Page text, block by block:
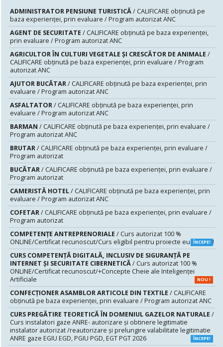
ADMINISTRATOR PENSIUNE TURISTICĂ/ CALIFICARE obținută pe
baza experienței, prin evaluare / Program autorizat ANC
AGENT DE SECURITATE / CALIFICARE obținută pe baza experienței,
prin evaluare / Program autorizat ANC
AGRICULTOR ÎN CULTURI VEGETALE ȘI CRESCĂTOR DE ANIMALE /
CALIFICARE obținută pe baza experienței, prin evaluare / Program
autorizat ANC
AJUTOR BUCĂTAR/ CALIFICARE obținută pe baza experienței, prin
evaluare / Program autorizat ANC
ASFALTATOR/ CALIFICARE obținută pe baza experienței, prin
evaluare / Program autorizat ANC
BARMAN / CALIFICARE obținută pe baza experienței, prin evaluare /
Program autorizat ANC
BRUTAR/ CALIFICARE obținută pe baza experienței, prin evaluare /
Program autorizat
BUCĂTAR/ CALIFICARE obținută pe baza experienței, prin evaluare /
Program autorizat
CAMERISTĂ HOTEL/ CALIFICARE obținută pe baza experienței, prin
evaluare / Program autorizat ANC
COFETAR/ CALIFICARE obținută pe baza experienței, prin evaluare /
Program autorizat
COMPETENȚE ANTREPRENORIALE / Curs autorizat 100 %
ONLINE/Certificat recunoscut/Curs eligibil pentru proiecte europene!
ÎNCEPE!
CURS COMPETENŢĂ DIGITALĂ, INCLUSIV DE SIGURANŢĂ PE
INTERNET ŞI SECURITATE CIBERNETICĂ/ Curs autorizat 100 %
ONLINE/Certificat recunoscut/+Concepte Cheie ale Inteligenței
Artificiale
NOU !
CONFECȚIONER ASAMBLOR ARTICOLE DIN TEXTILE / CALIFICARE
obținută pe baza experienței, prin evaluare / Program autorizat ANC
CURS PREGĂTIRE TEORETICĂ ÎN DOMENIUL GAZELOR NATURALE /
Curs instalatori gaze ANRE- autorizare și obtinere legitimatie
instalator autorizat /reautorizare și prelungire valabilitate legitimatie
ANRE gaze EGIU EGD, PGIU PGD, EGT PGT 2026
ÎNCEPE!